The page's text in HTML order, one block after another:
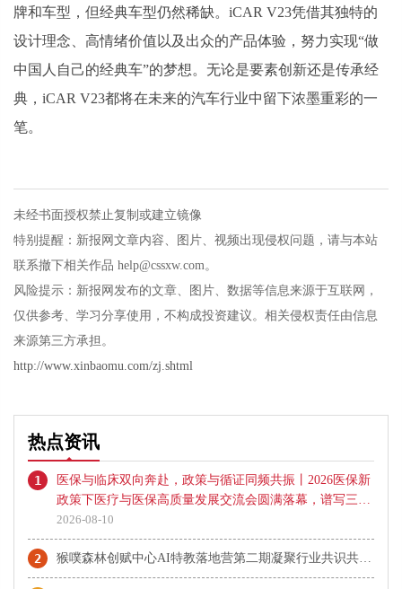
牌和车型，但经典车型仍然稀缺。iCAR V23凭借其独特的
设计理念、高情绪价值以及出众的产品体验，努力实现“做
中国人自己的经典车”的梦想。无论是要素创新还是传承经
典，iCAR V23都将在未来的汽车行业中留下浓墨重彩的一
笔。
未经书面授权禁止复制或建立镜像
特别提醒：新报网文章内容、图片、视频出现侵权问题，请与本站
联系撤下相关作品 help@cssxw.com。
风险提示：新报网发布的文章、图片、数据等信息来源于互联网，
仅供参考、学习分享使用，不构成投资建议。相关侵权责任由信息
来源第三方承担。
http://www.xinbaomu.com/zj.shtml
热点资讯
1
医保与临床双向奔赴，政策与循证同频共振丨2026医保新
政策下医疗与医保高质量发展交流会圆满落幕，谱写三医
协同新篇章
2026-08-10
2 猴噗森林创赋中心AI特教落地营第二期凝聚行业共识共建质量新标杆